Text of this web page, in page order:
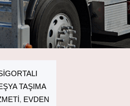
TAŞIMA
, EVDEN